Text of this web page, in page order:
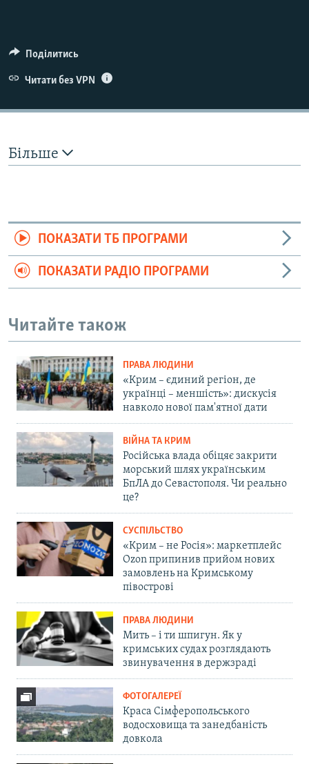
Поділитись
Читати без VPN
Більше
ПОКАЗАТИ ТБ ПРОГРАМИ
ПОКАЗАТИ РАДІО ПРОГРАМИ
Читайте також
ПРАВА ЛЮДИНИ
«Крим – єдиний регіон, де
українці – меншість»: дискусія
навколо нової пам'ятної дати
ВІЙНА ТА КРИМ
Російська влада обіцяє закрити
морський шлях українським
БпЛА до Севастополя. Чи реально
це?
СУСПІЛЬСТВО
«Крим – не Росія»: маркетплейс
Ozon припинив прийом нових
замовлень на Кримському
півострові
ПРАВА ЛЮДИНИ
Мить – і ти шпигун. Як у
кримських судах розглядають
звинувачення в держзраді
ФОТОГАЛЕРЕЇ
Краса Сімферопольського
водосховища та занедбаність
довкола